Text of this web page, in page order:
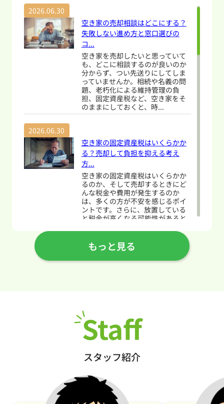
魅力と住環境 徳島県南東部に位置する
阿南市は、四国最東端の都市であり、
紀伊水道と太平洋に面しています。市
域は西部の四国...
ップの活用方
た住まい選び
災対策と移住
2026.06.30
空き家の売却相談はどこにする？
失敗しない進め方と窓口選びの
コ...
空き家を売却したいと思っていて
も、どこに相談するのが良いのか
分からず、つい先送りにしてしま
っていませんか。相続や名義の問
題、老朽化による維持管理の負
担、固定資産税など、空き家をそ
のままにしておくと、時...
2026.06.30
空き家の固定資産税はいくらかか
る？売却して負担を抑える考え
方...
空き家の固定資産税はいくらかか
るのか、そして売却するときにど
んな税金や費用が発生するのか
は、多くの方が不安を感じるポイ
ントです。さらに、放置している
と税金が高くなる可能性があると
2026.06.30
空き家売却の税金はどう変わる？
かかるのか、不安に感じていませ
んか。売却価格が同じでも、取得
費や譲渡費用の計算方法、特例の
使い方によって、最終的な税負担
小松島市の賃貸事情はどう選ぶ？
生活環境や住みやすさも紹介
もっと見る
Staff
スタッフ紹介